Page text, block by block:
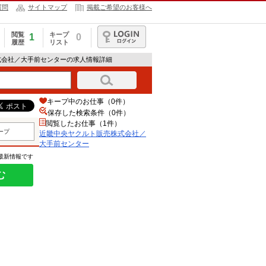
問 サイトマップ 掲載ご希望のお客様へ
閲覧
履歴
1
キープ
リスト
0
ログイン
社／大手前センターの求人情報詳細
プ
新情報です
キープ中のお仕事（0件）
保存した検索条件（0件）
閲覧したお仕事（1件）
近畿中央ヤクルト販売株式会社／
大手前センター